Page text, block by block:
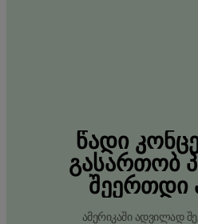
ᲬᲐᲓᲘ
ᲒᲐᲡᲐᲠᲗᲝᲑ
ᲨᲔᲔᲠᲗᲓᲘ
ამერიკაში ადვილად